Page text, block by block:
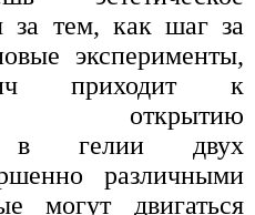
за тем, как шаг за
эксперименты,
приходит к
открытию
в гелии двух
различными
могут двигаться